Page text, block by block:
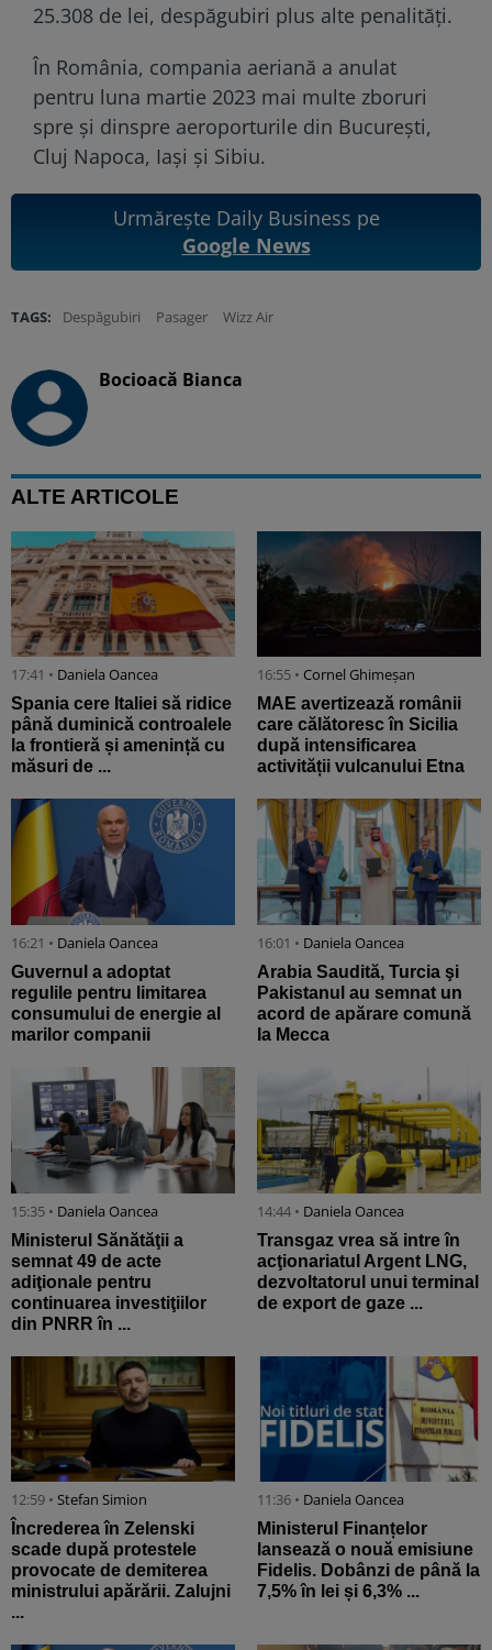
25.308 de lei, despăgubiri plus alte penalități.
În România, compania aeriană a anulat
pentru luna martie 2023 mai multe zboruri
spre și dinspre aeroporturile din București,
Cluj Napoca, Iași și Sibiu.
Urmărește Daily Business pe
Google News
TAGS: Despăgubiri Pasager Wizz Air
Bocioacă Bianca
ALTE ARTICOLE
17:41 • Daniela Oancea
Spania cere Italiei să ridice
până duminică controalele
la frontieră și amenință cu
măsuri de ...
16:55 • Cornel Ghimeșan
MAE avertizează românii
care călătoresc în Sicilia
după intensificarea
activității vulcanului Etna
16:21 • Daniela Oancea
Guvernul a adoptat
regulile pentru limitarea
consumului de energie al
marilor companii
16:01 • Daniela Oancea
Arabia Saudită, Turcia şi
Pakistanul au semnat un
acord de apărare comună
la Mecca
15:35 • Daniela Oancea
Ministerul Sănătăţii a
semnat 49 de acte
adiţionale pentru
continuarea investiţiilor
din PNRR în ...
14:44 • Daniela Oancea
Transgaz vrea să intre în
acţionariatul Argent LNG,
dezvoltatorul unui terminal
de export de gaze ...
12:59 • Stefan Simion
Încrederea în Zelenski
scade după protestele
provocate de demiterea
ministrului apărării. Zalujni
...
11:36 • Daniela Oancea
Ministerul Finanțelor
lansează o nouă emisiune
Fidelis. Dobânzi de până la
7,5% în lei și 6,3% ...